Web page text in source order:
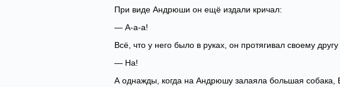
При виде Андрюши он ещё издали кричал:
— А-а-а!
Всё, что у него было в руках, он протягивал своему
— На!
А однажды, когда на Андрюшу залаяла большая собака,